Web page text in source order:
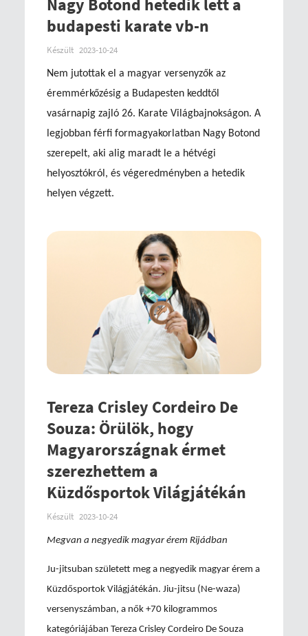
Nagy Botond hetedik lett a
budapesti karate vb-n
Készült 2023-10-24
Nem jutottak el a magyar versenyzők az
éremmérkőzésig a Budapesten keddtől
vasárnapig zajló 26. Karate Világbajnokságon. A
legjobban férfi formagyakorlatban Nagy Botond
szerepelt, aki alig maradt le a hétvégi
helyosztókról, és végeredményben a hetedik
helyen végzett.
Tereza Crisley Cordeiro De
Souza: Örülök, hogy
Magyarországnak érmet
szerezhettem a
Küzdősportok Világjátékán
Készült 2023-10-24
Megvan a negyedik magyar érem Rijádban
Ju-jitsuban született meg a negyedik magyar érem a
Küzdősportok Világjátékán. Jiu-jitsu (Ne-waza)
versenyszámban, a nők +70 kilogrammos
kategóriájában Tereza Crisley Cordeiro De Souza